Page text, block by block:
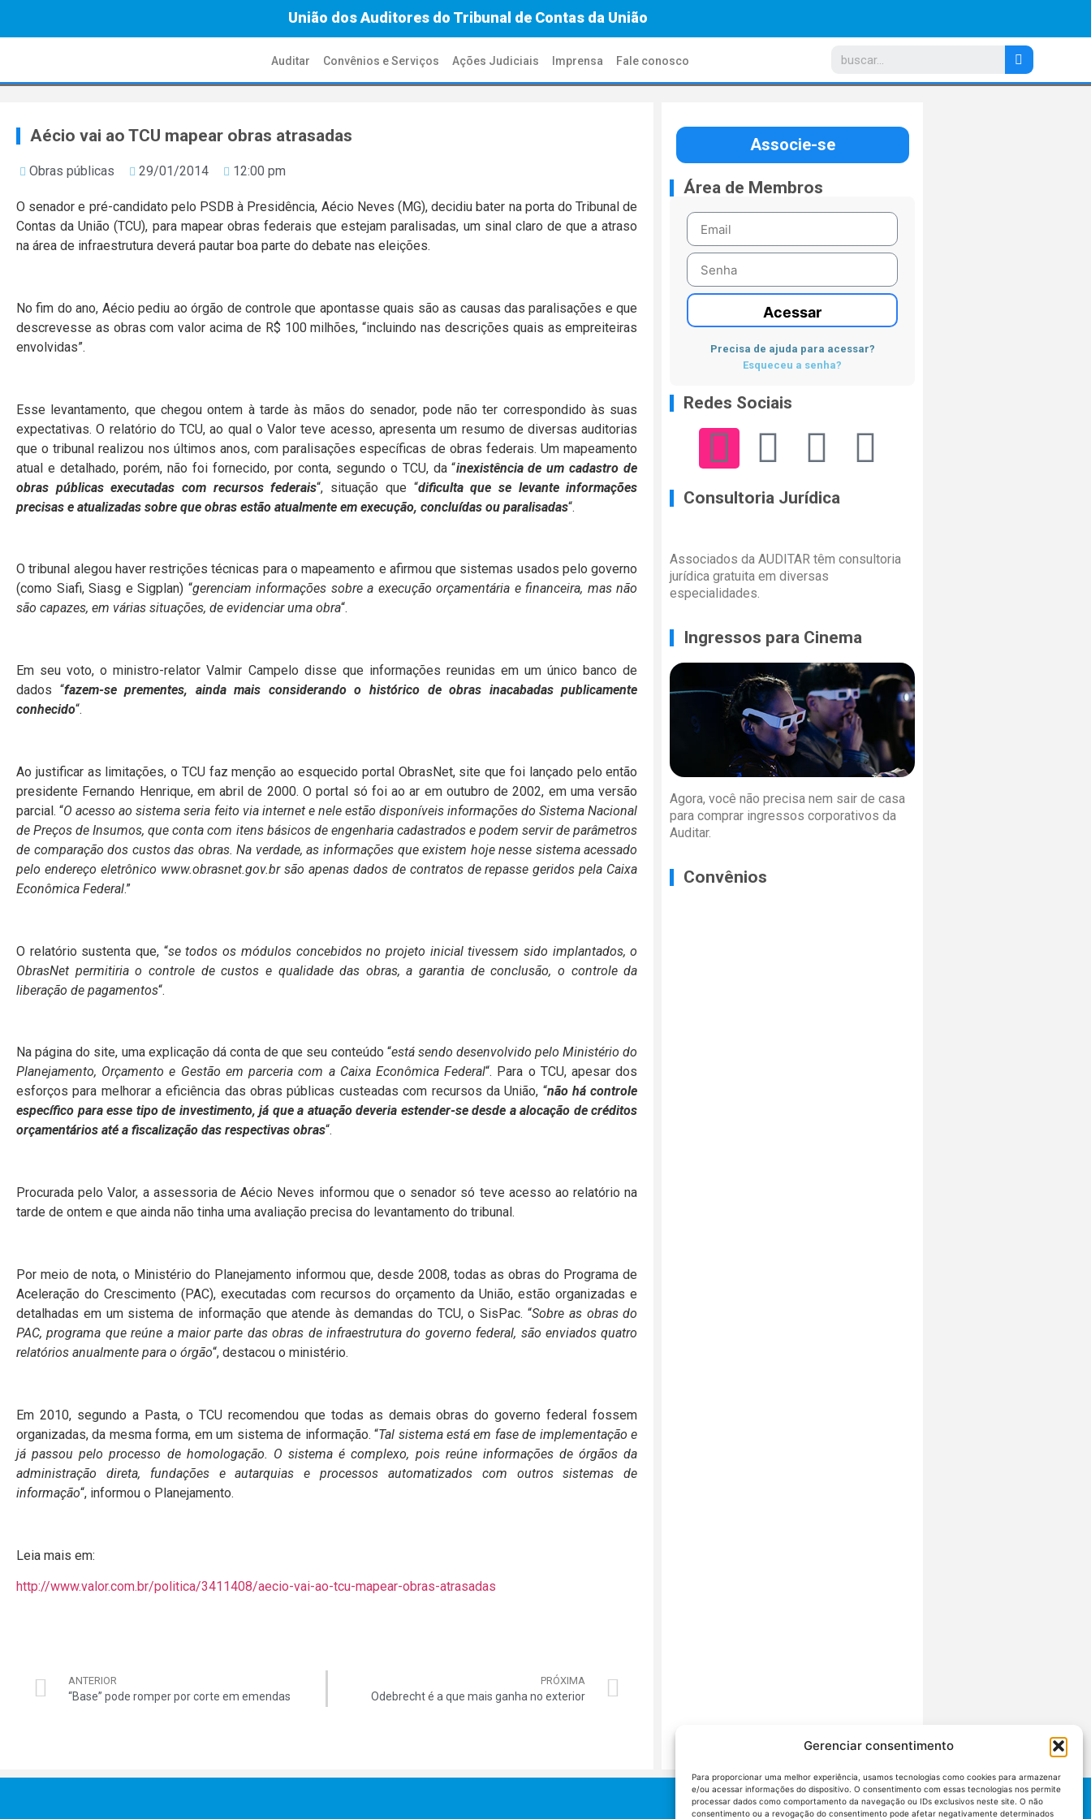
Gerenciar consentimento
Para proporcionar uma melhor experiência, usamos tecnologias como cookies para armazenar
e/ou acessar informações do dispositivo. O consentimento com essas tecnologias nos permite
processar dados como comportamento da navegação ou IDs exclusivos neste site. O não
consentimento ou a revogação do consentimento pode afetar negativamente determinados
União dos Auditores do Tribunal de Contas da União
Auditar Convênios e Serviços Ações Judiciais Imprensa Fale conosco
Aécio vai ao TCU mapear obras atrasadas
Obras públicas 29/01/2014 12:00 pm
O senador e pré-candidato pelo PSDB à Presidência, Aécio Neves (MG), decidiu bater na porta do Tribunal de
Contas da União (TCU), para mapear obras federais que estejam paralisadas, um sinal claro de que a atraso
na área de infraestrutura deverá pautar boa parte do debate nas eleições.
No fim do ano, Aécio pediu ao órgão de controle que apontasse quais são as causas das paralisações e que
descrevesse as obras com valor acima de R$ 100 milhões, “incluindo nas descrições quais as empreiteiras
envolvidas”.
Esse levantamento, que chegou ontem à tarde às mãos do senador, pode não ter correspondido às suas
expectativas. O relatório do TCU, ao qual o Valor teve acesso, apresenta um resumo de diversas auditorias
que o tribunal realizou nos últimos anos, com paralisações específicas de obras federais. Um mapeamento
atual e detalhado, porém, não foi fornecido, por conta, segundo o TCU, da “inexistência de um cadastro de
obras públicas executadas com recursos federais“, situação que “dificulta que se levante informações
precisas e atualizadas sobre que obras estão atualmente em execução, concluídas ou paralisadas“.
O tribunal alegou haver restrições técnicas para o mapeamento e afirmou que sistemas usados pelo governo
(como Siafi, Siasg e Sigplan) “gerenciam informações sobre a execução orçamentária e financeira, mas não
são capazes, em várias situações, de evidenciar uma obra“.
Em seu voto, o ministro-relator Valmir Campelo disse que informações reunidas em um único banco de
dados “fazem-se prementes, ainda mais considerando o histórico de obras inacabadas publicamente
conhecido“.
Ao justificar as limitações, o TCU faz menção ao esquecido portal ObrasNet, site que foi lançado pelo então
presidente Fernando Henrique, em abril de 2000. O portal só foi ao ar em outubro de 2002, em uma versão
parcial. “O acesso ao sistema seria feito via internet e nele estão disponíveis informações do Sistema Nacional
de Preços de Insumos, que conta com itens básicos de engenharia cadastrados e podem servir de parâmetros
de comparação dos custos das obras. Na verdade, as informações que existem hoje nesse sistema acessado
pelo endereço eletrônico www.obrasnet.gov.br são apenas dados de contratos de repasse geridos pela Caixa
Econômica Federal.”
O relatório sustenta que, “se todos os módulos concebidos no projeto inicial tivessem sido implantados, o
ObrasNet permitiria o controle de custos e qualidade das obras, agarantia de conclusão, o controle da
liberação de pagamentos“.
Na página do site, uma explicação dá conta de que seu conteúdo “está sendo desenvolvido pelo Ministério do
Planejamento, Orçamento e Gestão em parceria com a Caixa Econômica Federal“. Para o TCU, apesar dos
esforços para melhorar a eficiência das obras públicas custeadas com recursos da União, “não há controle
específico para esse tipo de investimento, já que a atuação deveria estender-se desde a alocação de créditos
orçamentários até a fiscalização das respectivas obras“.
Procurada pelo Valor, a assessoria de Aécio Neves informou que o senador só teve acesso ao relatório na
tarde de ontem e que ainda não tinha uma avaliação precisa do levantamento do tribunal.
Por meio de nota, o Ministério do Planejamento informou que, desde 2008, todas as obras do Programa de
Aceleração do Crescimento (PAC), executadas com recursos do orçamento da União, estão organizadas e
detalhadas em um sistema de informação que atende às demandas do TCU, o SisPac. “Sobre as obras do
PAC, programa que reúne a maior parte das obras de infraestrutura do governo federal, são enviados quatro
relatórios anualmente para o órgão“, destacou o ministério.
Em 2010, segundo a Pasta, o TCU recomendou que todas as demais obras do governo federal fossem
organizadas, da mesma forma, em um sistema de informação. “Tal sistema está em fase de implementação e
já passou pelo processo de homologação. O sistema é complexo, pois reúne informações de órgãos da
administração direta, fundações e autarquias e processos automatizados com outros sistemas de
informação“, informou o Planejamento.
Leia mais em:
http://www.valor.com.br/politica/3411408/aecio-vai-ao-tcu-mapear-obras-atrasadas
ANTERIOR
“Base” pode romper por corte em emendas
PRÓXIMA
Odebrecht é a que mais ganha no exterior
Associe-se
Área de Membros
Acessar
Precisa de ajuda para acessar?
Esqueceu a senha?
Redes Sociais
Consultoria Jurídica
Associados da AUDITAR têm consultoria
jurídica gratuita em diversas
especialidades.
Ingressos para Cinema
Agora, você não precisa nem sair de casa
para comprar ingressos corporativos da
Auditar.
Convênios